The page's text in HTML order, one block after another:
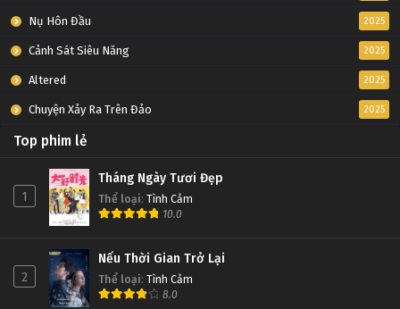
D.Gray-man Tập Tập 17
Tập Tập 16
D.Gray-man Tập Tập 15
D.Gray-man Tập Tập 14
Tập Tập 14
Nụ Hôn Đầu 2025
Cảnh Sát Siêu Năng 2025
Altered 2025
Chuyện Xảy Ra Trên Đảo 2025
Top phim lẻ
1
Tháng Ngày Tươi Đẹp
Thể loại: Tình Cảm
10.0
2
Nếu Thời Gian Trở Lại
Thể loại: Tình Cảm
8.0